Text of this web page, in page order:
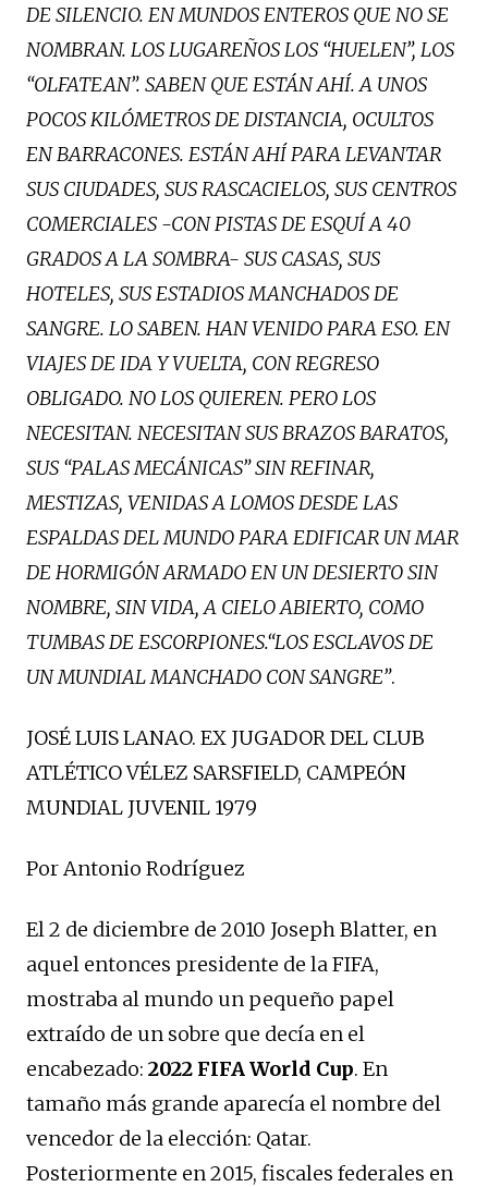
DE SILENCIO. EN MUNDOS ENTEROS QUE NO SE
NOMBRAN. LOS LUGAREÑOS LOS “HUELEN”, LOS
“OLFATEAN”. SABEN QUE ESTÁN AHÍ. A UNOS
POCOS KILÓMETROS DE DISTANCIA, OCULTOS
EN BARRACONES. ESTÁN AHÍ PARA LEVANTAR
SUS CIUDADES, SUS RASCACIELOS, SUS CENTROS
COMERCIALES -CON PISTAS DE ESQUÍ A 40
GRADOS A LA SOMBRA- SUS CASAS, SUS
HOTELES, SUS ESTADIOS MANCHADOS DE
SANGRE. LO SABEN. HAN VENIDO PARA ESO. EN
VIAJES DE IDA Y VUELTA, CON REGRESO
OBLIGADO. NO LOS QUIEREN. PERO LOS
NECESITAN. NECESITAN SUS BRAZOS BARATOS,
SUS “PALAS MECÁNICAS” SIN REFINAR,
MESTIZAS, VENIDAS A LOMOS DESDE LAS
ESPALDAS DEL MUNDO PARA EDIFICAR UN MAR
DE HORMIGÓN ARMADO EN UN DESIERTO SIN
NOMBRE, SIN VIDA, A CIELO ABIERTO, COMO
TUMBAS DE ESCORPIONES.“LOS ESCLAVOS DE
UN MUNDIAL MANCHADO CON SANGRE”.
JOSÉ LUIS LANAO. EX JUGADOR DEL CLUB
ATLÉTICO VÉLEZ SARSFIELD, CAMPEÓN
MUNDIAL JUVENIL 1979
Por Antonio Rodríguez
El 2 de diciembre de 2010 Joseph Blatter, en
aquel entonces presidente de la FIFA,
mostraba al mundo un pequeño papel
extraído de un sobre que decía en el
encabezado: 2022 FIFA World Cup. En
tamaño más grande aparecía el nombre del
vencedor de la elección: Qatar.
Posteriormente en 2015, fiscales federales en